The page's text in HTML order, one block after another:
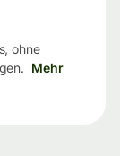
ohne
Mehr